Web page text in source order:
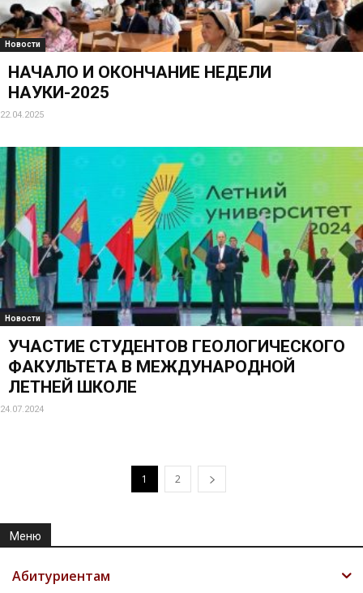
Новости
НАЧАЛО И ОКОНЧАНИЕ НЕДЕЛИ
НАУКИ-2025
22.04.2025
Новости
УЧАСТИЕ СТУДЕНТОВ ГЕОЛОГИЧЕСКОГО
ФАКУЛЬТЕТА В МЕЖДУНАРОДНОЙ
ЛЕТНЕЙ ШКОЛЕ
24.07.2024
1 2
Меню
Абитуриентам